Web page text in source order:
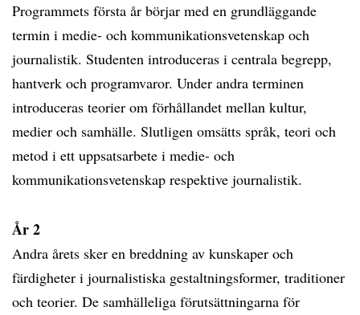
Programmets första år börjar med en grundläggande
termin i medie- och kommunikationsvetenskap och
journalistik. Studenten introduceras i centrala begrepp,
hantverk och programvaror. Under andra terminen
introduceras teorier om förhållandet mellan kultur,
medier och samhälle. Slutligen omsätts språk, teori och
metod i ett uppsatsarbete i medie- och
kommunikationsvetenskap respektive journalistik.
År 2
Andra årets sker en breddning av kunskaper och
färdigheter i journalistiska gestaltningsformer, traditioner
och teorier. De samhälleliga förutsättningarna för